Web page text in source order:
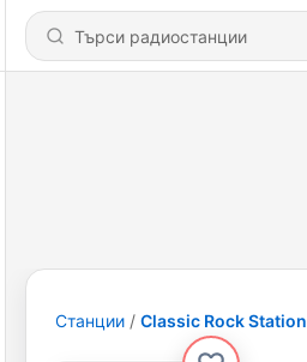
Станции Classic Rock Station